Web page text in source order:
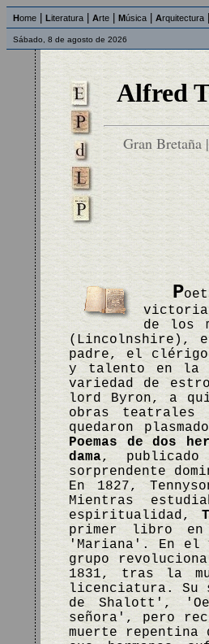
Home Literatura Arte Música Arquitectura
Sábado, 8 de agosto de 2026
Alfred
Gran Bretaña |
P
de los
(Lincolnshire),
padre, el clérigo
y talento en la
variedad de
lord Byron, a
obras teatrales
quedaron
Poemas de dos
dama, publicado
sorprendente
En 1827,
Mientras
espiritualidad,
primer libro
'Mariana'. En el
grupo
1831, tras la
licenciatura. Su
de Shalott',
señora', pero
muerte repentina